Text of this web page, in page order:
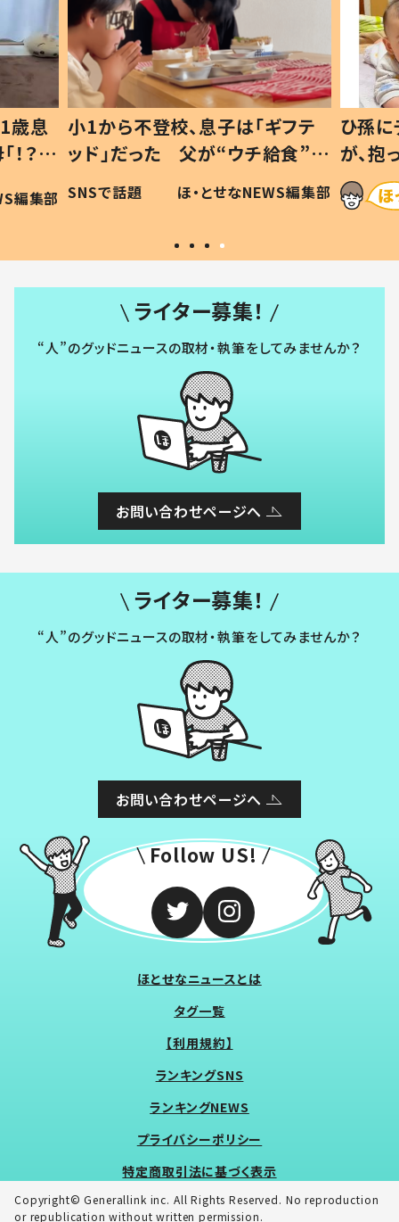
歳息
？」
編集部
小1から不登校、息子は「ギフテ
ッド」だった 父が“ウチ給食”を
作り続ける理由とは #令和の親
#令和の子
SNSで話題 ほ・とせなNEWS編集部
ひ孫
が、
「涙が
い」
ライター募集！
“人”のグッドニュースの取材・執筆をしてみませんか？
お問い合わせページへ
ライター募集！
“人”のグッドニュースの取材・執筆をしてみませんか？
お問い合わせページへ
Follow US!
ほとせなニュースとは
タグ一覧
【利用規約】
ランキングSNS
ランキングNEWS
プライバシーポリシー
特定商取引法に基づく表示
Copyright© Generallink inc. All Rights Reserved. No reproduction
or republication without written permission.